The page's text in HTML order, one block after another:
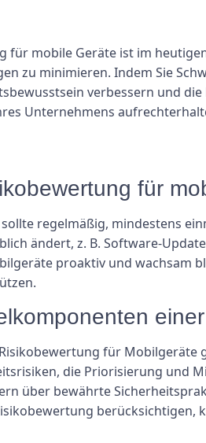
mobile Geräte ist im
zu minimieren. Indem Sie
verbessern und
Unternehmens
für
regelmäßig, mindestens
ändert, z. B. Software-
proaktiv und wachsam
für
die Priorisierung und
über bewährte